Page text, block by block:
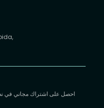
احصل على اشتراك مجاني في